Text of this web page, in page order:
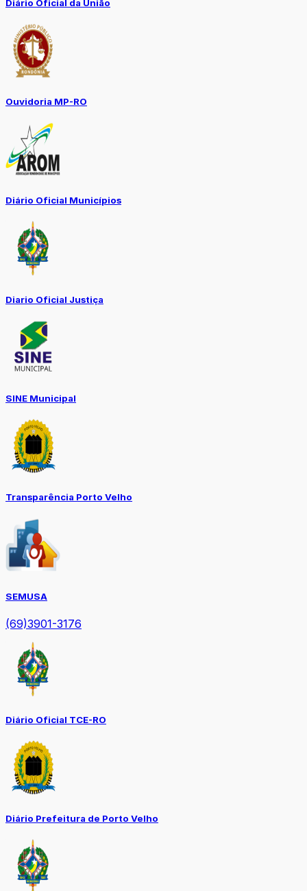
Diário Oficial da União
Ouvidoria MP-RO
Diário Oficial Municípios
Diario Oficial Justiça
SINE Municipal
Transparência Porto Velho
SEMUSA
(69)3901-3176
Diário Oficial TCE-RO
Diário Prefeitura de Porto Velho